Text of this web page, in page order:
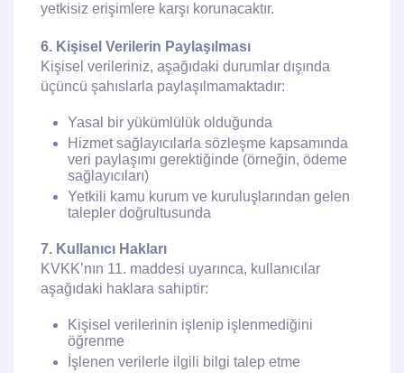
yetkisiz erişimlere karşı korunacaktır.
6. Kişisel Verilerin Paylaşılması
Kişisel verileriniz, aşağıdaki durumlar dışında
üçüncü şahıslarla paylaşılmamaktadır:
Yasal bir yükümlülük olduğunda
Hizmet sağlayıcılarla sözleşme kapsamında
veri paylaşımı gerektiğinde (örneğin, ödeme
sağlayıcıları)
Yetkili kamu kurum ve kuruluşlarından gelen
talepler doğrultusunda
7. Kullanıcı Hakları
KVKK’nın 11. maddesi uyarınca, kullanıcılar
aşağıdaki haklara sahiptir:
Kişisel verilerinin işlenip işlenmediğini
öğrenme
İşlenen verilerle ilgili bilgi talep etme